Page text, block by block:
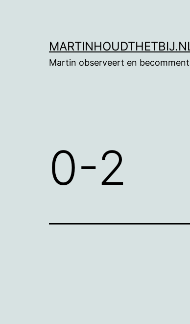
Martin observeert en
0-2